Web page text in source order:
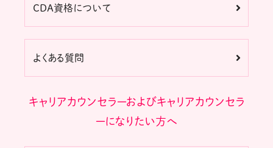
CDA資格について
よくある質問
キャリアカウンセラーおよびキャリアカウンセラ
ーになりたい方へ